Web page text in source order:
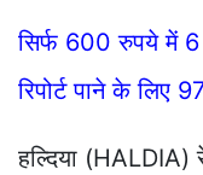
सिर्फ 600 रुपये में
रिपोर्ट पाने के
हल्दिया (HALDIA)